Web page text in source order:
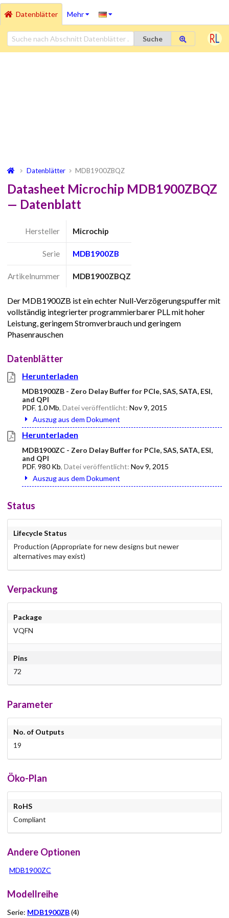
Datenblätter Mehr
Suche
Datenblätter MDB1900ZBQZ
Datasheet Microchip MDB1900ZBQZ
— Datenblatt
Hersteller Microchip
Serie MDB1900ZB
Artikelnummer MDB1900ZBQZ
Der MDB1900ZB ist ein echter Null-Verzögerungspuffer mit
vollständig integrierter programmierbarer PLL mit hoher
Leistung, geringem Stromverbrauch und geringem
Phasenrauschen
Datenblätter
Herunterladen
MDB1900ZB - Zero Delay Buffer for PCIe, SAS, SATA, ESI,
and QPI
PDF, 1.0 Mb, Datei veröffentlicht: Nov 9, 2015
Auszug aus dem Dokument
Herunterladen
MDB1900ZC - Zero Delay Buffer for PCIe, SAS, SATA, ESI,
and QPI
PDF, 980 Kb, Datei veröffentlicht: Nov 9, 2015
Auszug aus dem Dokument
Status
Lifecycle Status
Production (Appropriate for new designs but newer
alternatives may exist)
Verpackung
Package
VQFN
Pins
72
Parameter
No. of Outputs
19
Öko-Plan
RoHS
Compliant
Andere Optionen
MDB1900ZC
Modellreihe
Serie: MDB1900ZB(4)